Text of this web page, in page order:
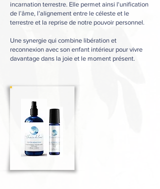
incarnation terrestre. Elle permet ainsi l'unification
de l’âme, l’alignement entre le céleste et le
terrestre et la reprise de notre pouvoir personnel.
Une synergie qui combine libération et
reconnexion avec son enfant intérieur pour vivre
davantage dans la joie et le moment présent.